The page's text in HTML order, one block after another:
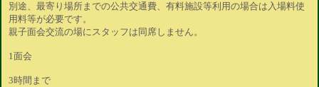
別途、最寄り場所までの公共交通費、有料施設等利用の場合は入場料使
用料等が必要です。
親子面会交流の場にスタッフは同席しません。
1面会
3時間まで